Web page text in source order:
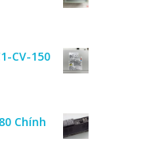
CV-150
Chính